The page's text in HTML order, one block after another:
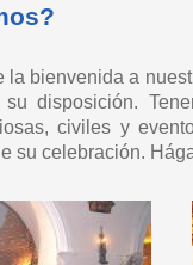
la bienvenida a
disposición.
civiles y
su celebración.